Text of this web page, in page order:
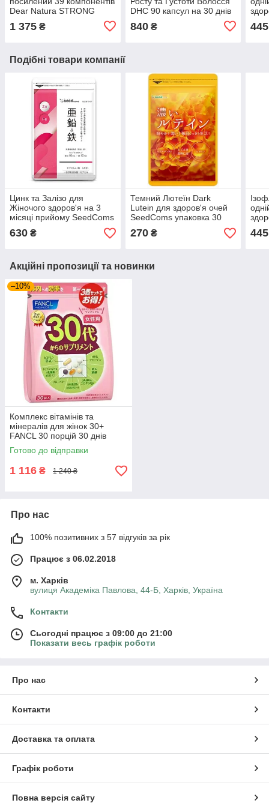
Dear Natura STRONG
амінокислоти 300 шт на
1 375 ₴
DHC 90 капсул на 30 днів
840₴ 445
Подібні товари компанії
Цинк та Залізо для
Жіночого здоров'я на 3
місяці прийому SeedComs
90 капсул
630 ₴
Темний Лютеїн Dark
Lutein для здоров'я очей
SeedComs упаковка 30
капсул на 1 місяць
прийому
270₴ 445
Акційні пропозиції та новинки
–10%
Комплекс вітамінів та
мінералів для жінок 30+
FANCL 30 порцій 30 днів
Готово до відправки
1 116 ₴ 1 240 ₴
Про нас
100% позитивних з 57 відгуків за рік
Працює з 06.02.2018
м. Харків
вулиця Академіка Павлова, 44-Б, Харків, Україна
Контакти
Сьогодні працює з 09:00 до 21:00
Показати весь графік роботи
Про нас
Контакти
Доставка та оплата
Графік роботи
Повна версія сайту